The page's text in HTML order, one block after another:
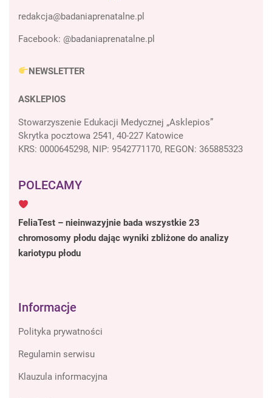
Facebook: @badaniaprenatalne.pl
NEWSLETTER
ASKLEPIOS
Stowarzyszenie Edukacji Medycznej „Asklepios”
Skrytka pocztowa 2541, 40-227 Katowice
KRS: 0000645298, NIP: 9542771170, REGON: 365885323
POLECAMY
FeliaTest – nieinwazyjnie bada wszystkie 23
chromosomy płodu dając wyniki zbliżone do analizy
kariotypu płodu
Informacje
Polityka prywatności
Regulamin serwisu
Klauzula informacyjna